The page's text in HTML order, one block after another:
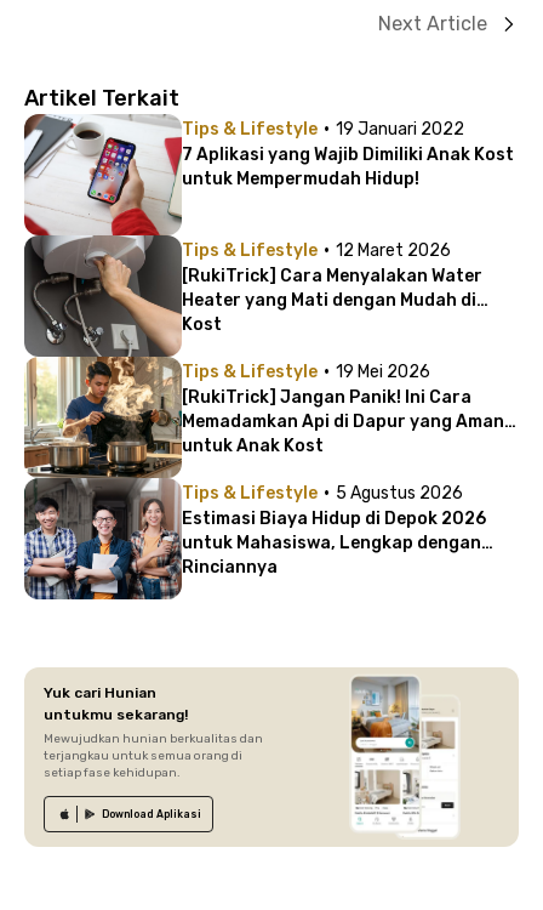
Next Article
Artikel Terkait
Tips & Lifestyle · 19 Januari 2022
7 Aplikasi yang Wajib Dimiliki Anak Kost
untuk Mempermudah Hidup!
Tips & Lifestyle · 12 Maret 2026
[RukiTrick] Cara Menyalakan Water
Heater yang Mati dengan Mudah di
Kost
Tips & Lifestyle · 19 Mei 2026
[RukiTrick] Jangan Panik! Ini Cara
Memadamkan Api di Dapur yang Aman
untuk Anak Kost
Tips & Lifestyle · 5 Agustus 2026
Estimasi Biaya Hidup di Depok 2026
untuk Mahasiswa, Lengkap dengan
Rinciannya
Yuk cari Hunian
untukmu sekarang!
Mewujudkan hunian berkualitas dan
terjangkau untuk semua orang di
setiap fase kehidupan.
Download Aplikasi